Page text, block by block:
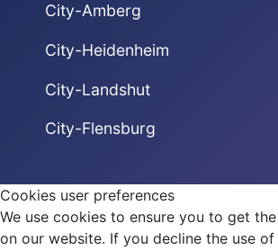
City-Amberg
City-Heidenheim
City-Landshut
City-Flensburg
Cookies user preferences
We use cookies to ensure you to get
on our website. If you decline the use